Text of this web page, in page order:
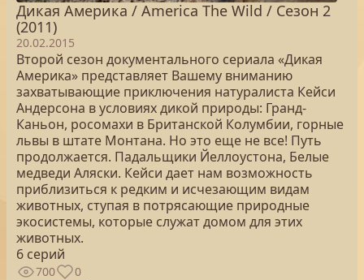
Дикая Америка / America The Wild / Сезон 2
(2011)
20.02.2015
Второй сезон документального сериала «Дикая
Америка» представляет Вашему вниманию
захватывающие приключения натуралиста Кейси
Андерсона в условиях дикой природы: Гранд-
Каньон, росомахи в Британской Колумбии, горные
львы в штате Монтана. Но это еще не все! Путь
продолжается. Падальщики Йеллоустона, Белые
медведи Аляски. Кейси дает нам возможность
приблизиться к редким и исчезающим видам
животных, ступая в потрясающие природные
экосистемы, которые служат домом для этих
животных.
6 серий
700 0